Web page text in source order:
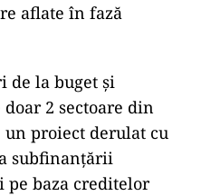
aflate în fază
de la buget și
2 sectoare din
proiect derulat cu
subfinanțării
pe baza creditelor